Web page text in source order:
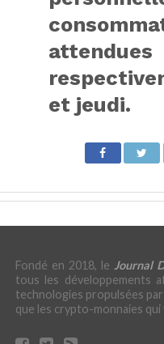
attendues
et jeudi.
Fondé en 2018, le Journal
tous les développements
technologies propulsées
que les crypto-monnaies qui